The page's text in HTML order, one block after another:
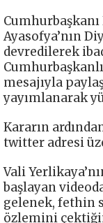
Ayasofya’nın
devredilerek
mesajıyla
yayımlanarak
Kararın
twitter adresi
Vali
başlayan
gelenek, fethin
özlemini